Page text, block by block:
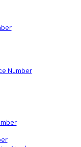
Number